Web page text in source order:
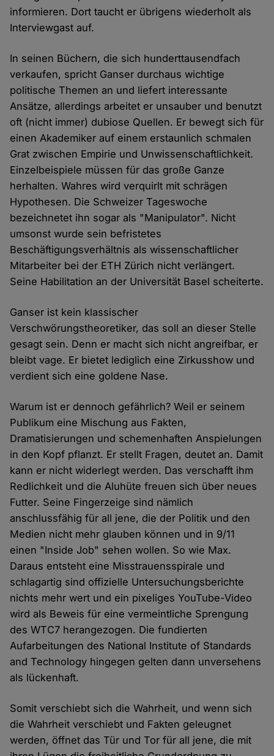
informieren. Dort taucht er übrigens wiederholt als
Interviewgast auf.
In seinen Büchern, die sich hunderttausendfach
verkaufen, spricht Ganser durchaus wichtige
politische Themen an und liefert interessante
Ansätze, allerdings arbeitet er unsauber und benutzt
oft (nicht immer) dubiose Quellen. Er bewegt sich für
einen Akademiker auf einem erstaunlich schmalen
Grat zwischen Empirie und Unwissenschaftlichkeit.
Einzelbeispiele müssen für das große Ganze
herhalten. Wahres wird verquirlt mit schrägen
Hypothesen. Die Schweizer Tageswoche
bezeichnetet ihn sogar als "Manipulator". Nicht
umsonst wurde sein befristetes
Beschäftigungsverhältnis als wissenschaftlicher
Mitarbeiter bei der ETH Zürich nicht verlängert.
Seine Habilitation an der Universität Basel scheiterte.
Ganser ist kein klassischer
Verschwörungstheoretiker, das soll an dieser Stelle
gesagt sein. Denn er macht sich nicht angreifbar, er
bleibt vage. Er bietet lediglich eine Zirkusshow und
verdient sich eine goldene Nase.
Warum ist er dennoch gefährlich? Weil er seinem
Publikum eine Mischung aus Fakten,
Dramatisierungen und schemenhaften Anspielungen
in den Kopf pflanzt. Er stellt Fragen, deutet an. Damit
kann er nicht widerlegt werden. Das verschafft ihm
Redlichkeit und die Aluhüte freuen sich über neues
Futter. Seine Fingerzeige sind nämlich
anschlussfähig für all jene, die der Politik und den
Medien nicht mehr glauben können und in 9/11
einen "Inside Job" sehen wollen. So wie Max.
Daraus entsteht eine Misstrauensspirale und
schlagartig sind offizielle Untersuchungsberichte
nichts mehr wert und ein pixeliges YouTube-Video
wird als Beweis für eine vermeintliche Sprengung
des WTC7 herangezogen. Die fundierten
Aufarbeitungen des National Institute of Standards
and Technology hingegen gelten dann unversehens
als lückenhaft.
Somit verschiebt sich die Wahrheit, und wenn sich
die Wahrheit verschiebt und Fakten geleugnet
werden, öffnet das Tür und Tor für all jene, die mit